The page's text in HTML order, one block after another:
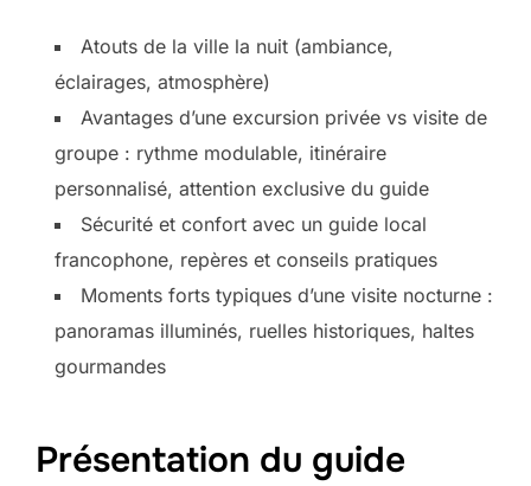
Atouts de la ville la nuit (ambiance,
éclairages, atmosphère)
Avantages d’une excursion privée vs visite de
groupe : rythme modulable, itinéraire
personnalisé, attention exclusive du guide
Sécurité et confort avec un guide local
francophone, repères et conseils pratiques
Moments forts typiques d’une visite nocturne :
panoramas illuminés, ruelles historiques, haltes
gourmandes
Présentation du guide